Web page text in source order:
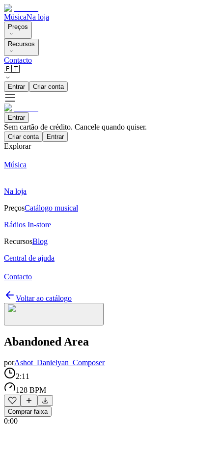
MúsicaNa loja
Preços
Recursos
Contacto
🇵🇹
Entrar Criar conta
Entrar
Sem cartão de crédito. Cancele quando quiser.
Criar conta Entrar
Explorar
Música
Na loja
PreçosCatálogo musical
Rádios In-store
RecursosBlog
Central de ajuda
Contacto
Voltar ao catálogo
Abandoned Area
porAshot_Danielyan_Composer
2:11
128 BPM
Comprar faixa
0:00